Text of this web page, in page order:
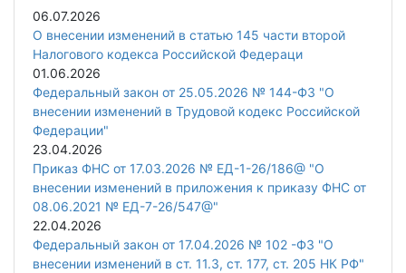
06.07.2026
О внесении изменений в статью 145 части второй
Налогового кодекса Российской Федераци
01.06.2026
Федеральный закон от 25.05.2026 № 144-ФЗ "О
внесении изменений в Трудовой кодекс Российской
Федерации"
23.04.2026
Приказ ФНС от 17.03.2026 № ЕД-1-26/186@ "О
внесении изменений в приложения к приказу ФНС от
08.06.2021 № ЕД-7-26/547@"
22.04.2026
Федеральный закон от 17.04.2026 № 102 -ФЗ "О
внесении изменений в ст. 11.3, ст. 177, ст. 205 НК РФ"